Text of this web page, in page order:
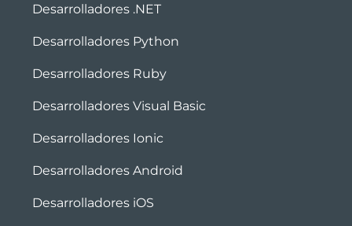
Desarrolladores .NET
Desarrolladores Python
Desarrolladores Ruby
Desarrolladores Visual Basic
Desarrolladores Ionic
Desarrolladores Android
Desarrolladores iOS